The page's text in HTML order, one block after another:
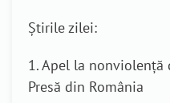
Știrile zilei:
1. Apel la
Presă din România